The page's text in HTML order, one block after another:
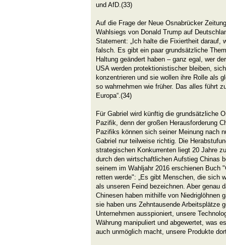
und AfD.(33)
Auf die Frage der Neue Osnabrücker
Wahlsiegs von Donald Trump auf
Statement: „Ich halte die Fixiertheit darauf,
falsch. Es gibt ein paar grundsätzliche
Haltung geändert haben – ganz egal, wer
USA werden protektionistischer bleiben,
konzentrieren und sie wollen ihre Rolle als
so wahrnehmen wie früher. Das alles führt
Europa“.(34)
Für Gabriel wird künftig die grundsätzliche
Pazifik, denn der großen Herausforderung
Pazifiks können sich seiner Meinung nach
Gabriel nur teilweise richtig. Die
strategischen Konkurrenten liegt 20 Jahre
durch den wirtschaftlichen Aufstieg Chinas
seinem im Wahljahr 2016 erschienen Buch
retten werde": „Es gibt Menschen, die sich
als unseren Feind bezeichnen. Aber genau
Chinesen haben mithilfe von Niedriglöhnen
sie haben uns Zehntausende Arbeitsplätze
Unternehmen ausspioniert, unsere
Währung manipuliert und abgewertet, was
auch unmöglich macht, unsere Produkte